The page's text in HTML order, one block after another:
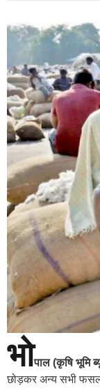
भोपाल (कृषि भूमि
छोड़कर अन्य सभी